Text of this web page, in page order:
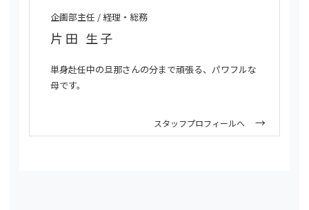
企画部主任 / 経理・総務
片田 生子
単身赴任中の旦那さんの分まで頑張る、パワフルな
母です。
スタッフプロフィールへ